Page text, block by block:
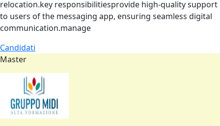
relocation.key responsibilitiesprovide high‑quality support
to users of the messaging app, ensuring seamless digital
communication.manage
Candidati
Master